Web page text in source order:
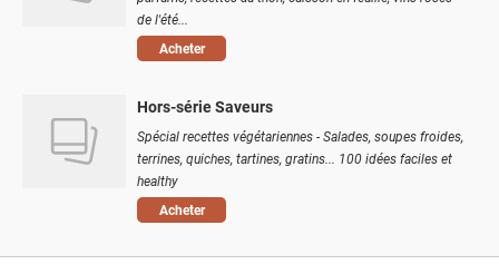
de l'été...
Acheter
Hors-série Saveurs
Spécial recettes végétariennes - Salades, soupes froides,
terrines, quiches, tartines, gratins... 100 idées faciles et
healthy
Acheter